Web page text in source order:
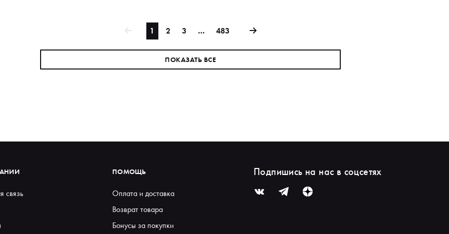
1 2 3 … 483
ПОКАЗАТЬ ВСЕ
связь
ПОМОЩЬ
Оплата и доставка
Возврат товара
Бонусы за покупки
Подпишись на нас в соцсетях